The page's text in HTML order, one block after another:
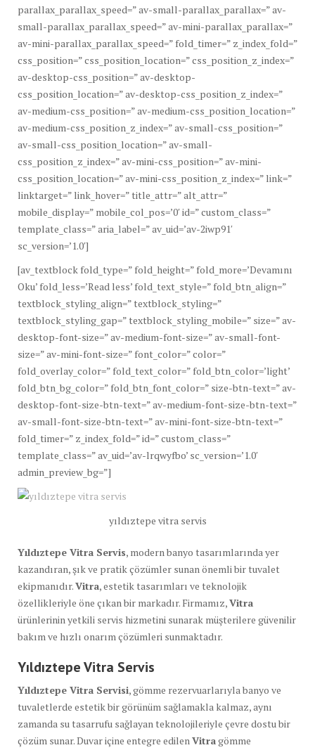
parallax_parallax_speed=” av-small-parallax_parallax=” av-
small-parallax_parallax_speed=” av-mini-parallax_parallax=”
av-mini-parallax_parallax_speed=” fold_timer=” z_index_fold=”
css_position=” css_position_location=” css_position_z_index=”
av-desktop-css_position=” av-desktop-
css_position_location=” av-desktop-css_position_z_index=”
av-medium-css_position=” av-medium-css_position_location=”
av-medium-css_position_z_index=” av-small-css_position=”
av-small-css_position_location=” av-small-
css_position_z_index=” av-mini-css_position=” av-mini-
css_position_location=” av-mini-css_position_z_index=” link=”
linktarget=” link_hover=” title_attr=” alt_attr=”
mobile_display=” mobile_col_pos=’0′ id=” custom_class=”
template_class=” aria_label=” av_uid=’av-2iwp91′
sc_version=’1.0′]
[av_textblock fold_type=” fold_height=” fold_more=’Devamını
Oku’ fold_less=’Read less’ fold_text_style=” fold_btn_align=”
textblock_styling_align=” textblock_styling=”
textblock_styling_gap=” textblock_styling_mobile=” size=” av-
desktop-font-size=” av-medium-font-size=” av-small-font-
size=” av-mini-font-size=” font_color=” color=”
fold_overlay_color=” fold_text_color=” fold_btn_color=’light’
fold_btn_bg_color=” fold_btn_font_color=” size-btn-text=” av-
desktop-font-size-btn-text=” av-medium-font-size-btn-text=”
av-small-font-size-btn-text=” av-mini-font-size-btn-text=”
fold_timer=” z_index_fold=” id=” custom_class=”
template_class=” av_uid=’av-lrqwyfbo’ sc_version=’1.0′
admin_preview_bg=”]
yıldıztepe vitra servis
Yıldıztepe Vitra Servis, modern banyo tasarımlarında yer
kazandıran, şık ve pratik çözümler sunan önemli bir tuvalet
ekipmanıdır.Vitra, estetik tasarımları ve teknolojik
özellikleriyle öne çıkan bir markadır. Firmamız,Vitra
ürünlerinin yetkili servis hizmetini sunarak müşterilere güvenilir
bakım ve hızlı onarım çözümleri sunmaktadır.
Yıldıztepe Vitra Servis
Yıldıztepe Vitra Servisi, gömme rezervuarlarıyla banyo ve
tuvaletlerde estetik bir görünüm sağlamakla kalmaz, aynı
zamanda su tasarrufu sağlayan teknolojileriyle çevre dostu bir
çözüm sunar. Duvar içine entegre edilenVitragömme